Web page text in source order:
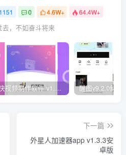
1151 0 4.6W+ 64.4W+
去，不如奋斗将来
快视频制作软件 v1.1.1安卓版
下一篇
外星人加速器app v1.3.3安
卓版